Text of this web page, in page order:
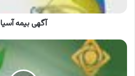
آگهی بیمه آسیا
آگهی